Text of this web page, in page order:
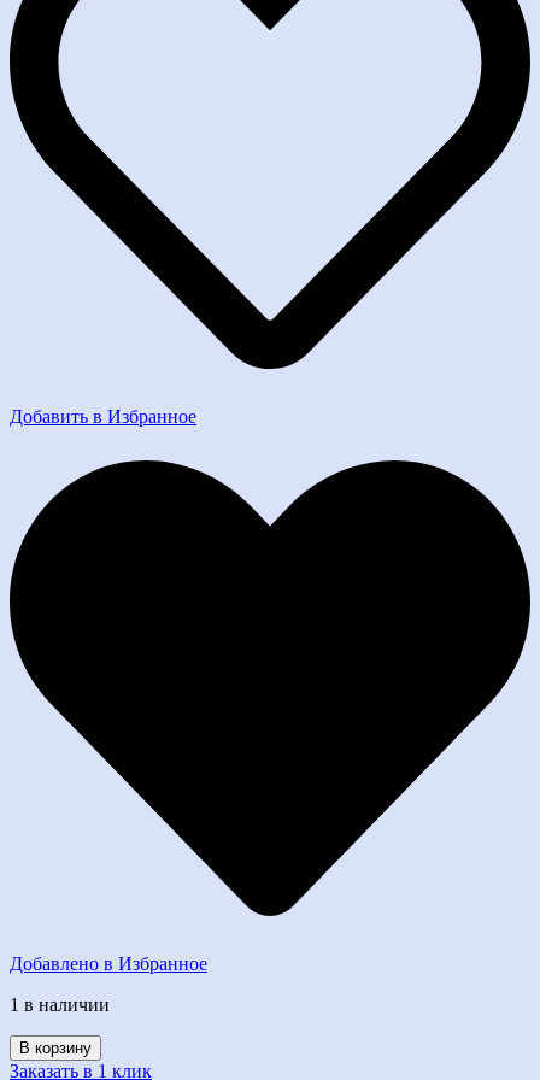
Добавить в Избранное
Добавлено в Избранное
1 в наличии
Количество
товара
В корзину
Заказать в 1 клик